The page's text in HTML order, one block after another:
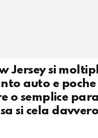
Jersey si
auto e
o semplice
si cela